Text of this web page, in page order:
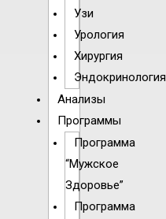
Узи
Урология
Хирургия
Эндокринология
Анализы
Программы
Программа
“Мужское
Здоровье”
Программа